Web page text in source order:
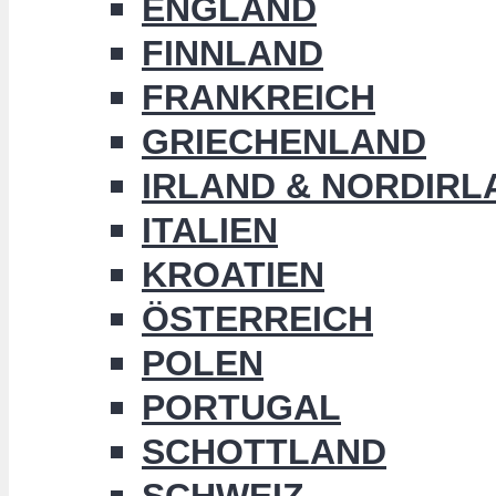
ENGLAND
FINNLAND
FRANKREICH
GRIECHENLAND
IRLAND &
ITALIEN
KROATIEN
ÖSTERREICH
POLEN
PORTUGAL
SCHOTTLAND